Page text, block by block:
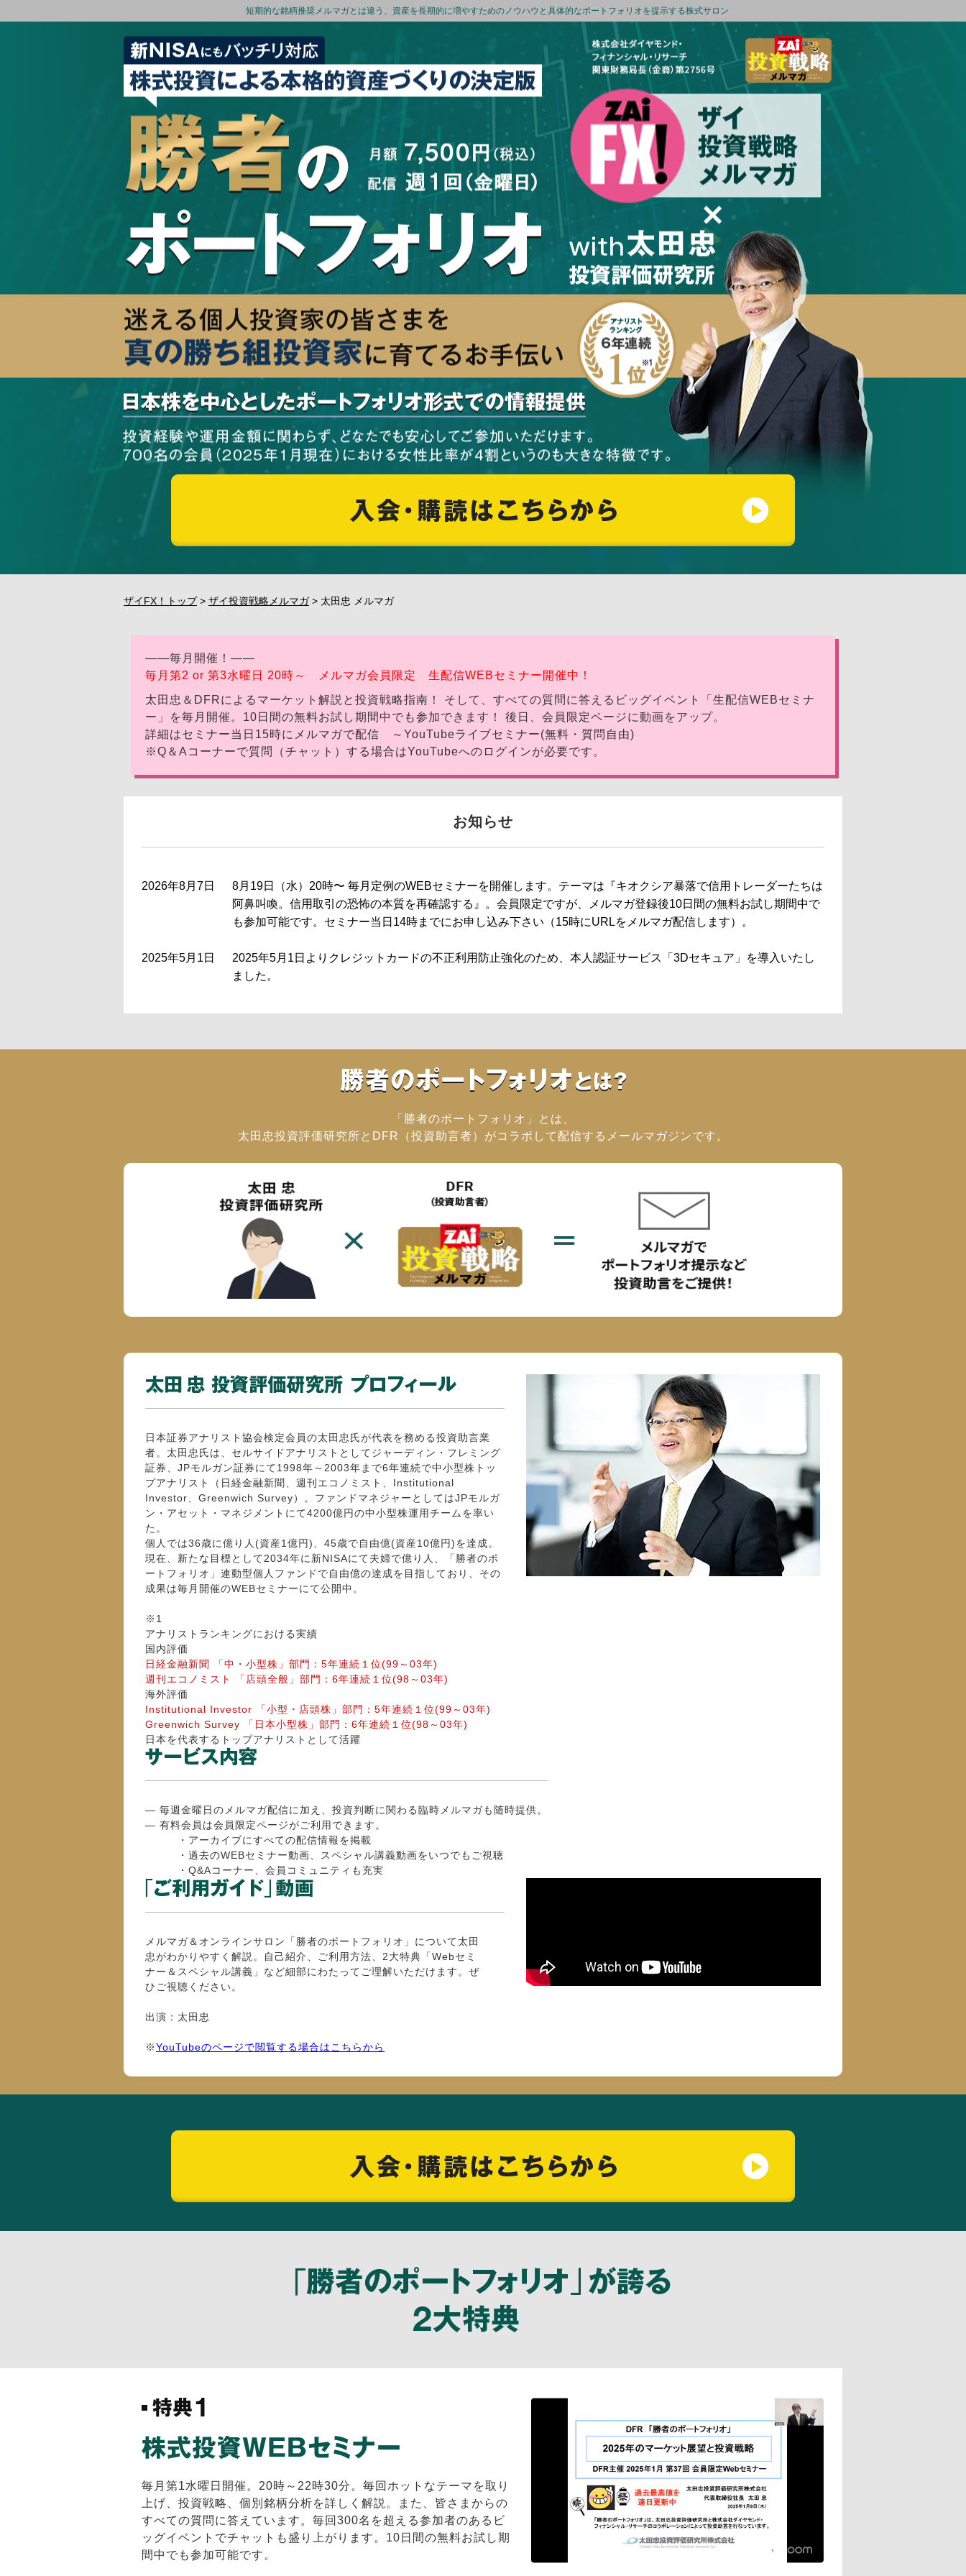
短期的な銘柄推奨メルマガとは違う、資産を長期的に増やすためのノウハウと具体的なポートフォリオを提示する株式サロン
ザイFX！トップ> ザイ投資戦略メルマガ> 太田忠 メルマガ
――毎月開催！――
毎月第2 or 第3水曜日 20時～ メルマガ会員限定 生配信WEBセミナー開催中！
太田忠＆DFRによるマーケット解説と投資戦略指南！ そして、すべての質問に答えるビッグイベント「生配信WEBセミナ
ー」を毎月開催。10日間の無料お試し期間中でも参加できます！ 後日、会員限定ページに動画をアップ。
詳細はセミナー当日15時にメルマガで配信 ～YouTubeライブセミナー(無料・質問自由)
※Q＆Aコーナーで質問（チャット）する場合はYouTubeへのログインが必要です。
お知らせ
2026年8月7日
8月19日（水）20時〜 毎月定例のWEBセミナーを開催します。テーマは『キオクシア暴落で信用トレーダーたちは
阿鼻叫喚。信用取引の恐怖の本質を再確認する』。会員限定ですが、メルマガ登録後10日間の無料お試し期間中で
も参加可能です。セミナー当日14時までにお申し込み下さい（15時にURLをメルマガ配信します）。
2025年5月1日
2025年5月1日よりクレジットカードの不正利用防止強化のため、本人認証サービス「3Dセキュア」を導入いたし
ました。
「勝者のポートフォリオ」とは、
太田忠投資評価研究所とDFR（投資助言者）がコラボして配信するメールマガジンです。
日本証券アナリスト協会検定会員の太田忠氏が代表を務める投資助言業
者。太田忠氏は、セルサイドアナリストとしてジャーディン・フレミング
証券、JPモルガン証券にて1998年～2003年まで6年連続で中小型株トッ
プアナリスト（日経金融新聞、週刊エコノミスト、Institutional
Investor、Greenwich Survey）。ファンドマネジャーとしてはJPモルガ
ン・アセット・マネジメントにて4200億円の中小型株運用チームを率い
た。
個人では36歳に億り人(資産1億円)、45歳で自由億(資産10億円)を達成。
現在、新たな目標として2034年に新NISAにて夫婦で億り人、「勝者のポ
ートフォリオ」連動型個人ファンドで自由億の達成を目指しており、その
成果は毎月開催のWEBセミナーにて公開中。
※1
アナリストランキングにおける実績
国内評価
日経金融新聞 「中・小型株」部門：5年連続１位(99～03年)
週刊エコノミスト 「店頭全般」部門：6年連続１位(98～03年)
海外評価
Institutional Investor 「小型・店頭株」部門：5年連続１位(99～03年)
Greenwich Survey 「日本小型株」部門：6年連続１位(98～03年)
日本を代表するトップアナリストとして活躍
― 毎週金曜日のメルマガ配信に加え、投資判断に関わる臨時メルマガも随時提供。
― 有料会員は会員限定ページがご利用できます。
・アーカイブにすべての配信情報を掲載
・過去のWEBセミナー動画、スペシャル講義動画をいつでもご視聴
・Q&Aコーナー、会員コミュニティも充実
メルマガ＆オンラインサロン「勝者のポートフォリオ」について太田
忠がわかりやすく解説。自己紹介、ご利用方法、2大特典「Webセミ
ナー＆スペシャル講義」など細部にわたってご理解いただけます。ぜ
ひご視聴ください。
出演：太田忠
※YouTubeのページで閲覧する場合はこちらから
毎月第1水曜日開催。20時～22時30分。毎回ホットなテーマを取り
上げ、投資戦略、個別銘柄分析を詳しく解説。また、皆さまからの
すべての質問に答えています。毎回300名を超える参加者のあるビ
ッグイベントでチャットも盛り上がります。10日間の無料お試し期
間中でも参加可能です。